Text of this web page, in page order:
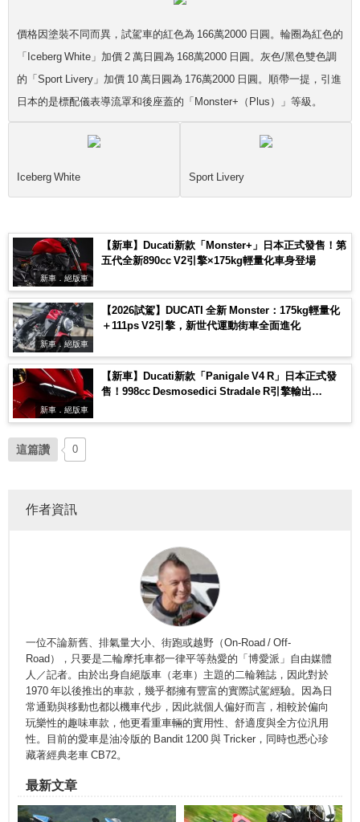
價格因塗裝不同而異，試駕車的紅色為 166萬2000 日圓。輪圈為紅色的
「Iceberg White」加價 2 萬日圓為 168萬2000 日圓。灰色/黑色雙色調
的「Sport Livery」加價 10 萬日圓為 176萬2000 日圓。順帶一提，引進
日本的是標配儀表導流罩和後座蓋的「Monster+（Plus）」等級。
Iceberg White Sport Livery
新車．絕版車
【新車】Ducati新款「Monster+」日本正式發售！第
五代全新890cc V2引擎×175kg輕量化車身登場
新車．絕版車
【2026試駕】DUCATI 全新 Monster：175kg輕量化
＋111ps V2引擎，新世代運動街車全面進化
新車．絕版車
【新車】Ducati新款「Panigale V4 R」日本正式發
售！998cc Desmosedici Stradale R引擎輸出
這篇讚 0
作者資訊
一位不論新舊、排氣量大小、街跑或越野（On-Road / Off-
Road），只要是二輪摩托車都一律平等熱愛的「博愛派」自由媒體
人／記者。由於出身自絕版車（老車）主題的二輪雜誌，因此對於
1970 年以後推出的車款，幾乎都擁有豐富的實際試駕經驗。因為日
常通勤與移動也都以機車代步，因此就個人偏好而言，相較於偏向
玩樂性的趣味車款，他更看重車輛的實用性、舒適度與全方位汎用
性。目前的愛車是油冷版的 Bandit 1200 與 Tricker，同時也悉心珍
藏著經典老車 CB72。
最新文章